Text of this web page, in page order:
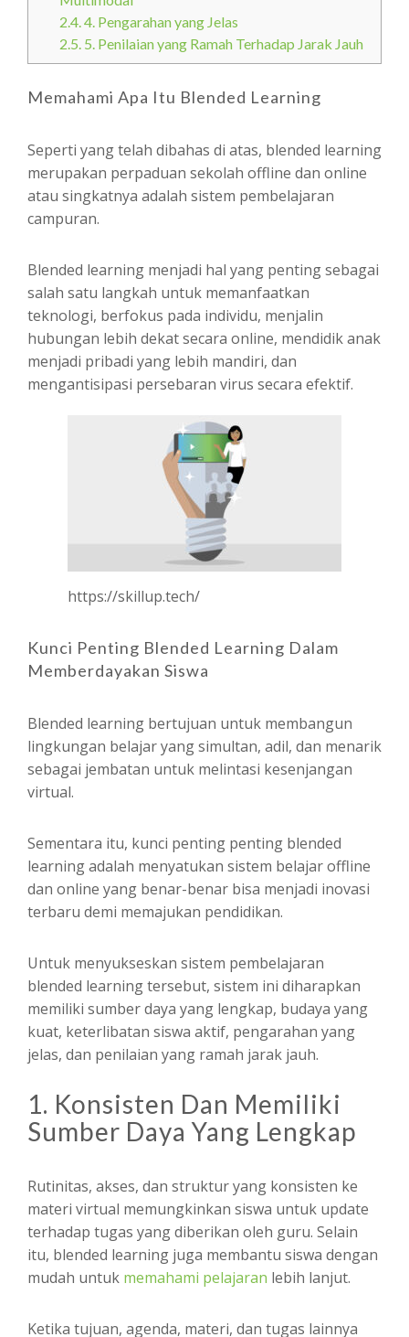
2.4. 4. Pengarahan yang Jelas
2.5. 5. Penilaian yang Ramah Terhadap Jarak Jauh
Memahami Apa Itu Blended Learning
Seperti yang telah dibahas di atas, blended learning
merupakan perpaduan sekolah offline dan online
atau singkatnya adalah sistem pembelajaran
campuran.
Blended learning menjadi hal yang penting sebagai
salah satu langkah untuk memanfaatkan
teknologi, berfokus pada individu, menjalin
hubungan lebih dekat secara online, mendidik anak
menjadi pribadi yang lebih mandiri, dan
mengantisipasi persebaran virus secara efektif.
https://skillup.tech/
Kunci Penting Blended Learning Dalam
Memberdayakan Siswa
Blended learning bertujuan untuk membangun
lingkungan belajar yang simultan, adil, dan menarik
sebagai jembatan untuk melintasi kesenjangan
virtual.
Sementara itu, kunci penting penting blended
learning adalah menyatukan sistem belajar offline
dan online yang benar-benar bisa menjadi inovasi
terbaru demi memajukan pendidikan.
Untuk menyukseskan sistem pembelajaran
blended learning tersebut, sistem ini diharapkan
memiliki sumber daya yang lengkap, budaya yang
kuat, keterlibatan siswa aktif, pengarahan yang
jelas, dan penilaian yang ramah jarak jauh.
1. Konsisten Dan Memiliki
Sumber Daya Yang Lengkap
Rutinitas, akses, dan struktur yang konsisten ke
materi virtual memungkinkan siswa untuk update
terhadap tugas yang diberikan oleh guru. Selain
itu, blended learning juga membantu siswa dengan
mudah untuk memahami pelajaran lebih lanjut.
Ketika tujuan, agenda, materi, dan tugas lainnya